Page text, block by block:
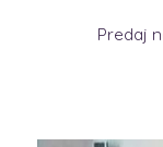
Predaj